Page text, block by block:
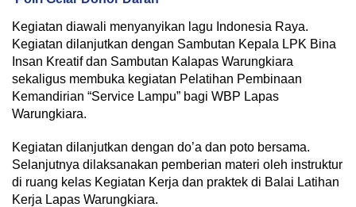
Kegiatan diawali menyanyikan lagu Indonesia Raya.
Kegiatan dilanjutkan dengan Sambutan Kepala LPK Bina
Insan Kreatif dan Sambutan Kalapas Warungkiara
sekaligus membuka kegiatan Pelatihan Pembinaan
Kemandirian “Service Lampu” bagi WBP Lapas
Warungkiara.
Kegiatan dilanjutkan dengan do’a dan poto bersama.
Selanjutnya dilaksanakan pemberian materi oleh instruktur
di ruang kelas Kegiatan Kerja dan praktek di Balai Latihan
Kerja Lapas Warungkiara.